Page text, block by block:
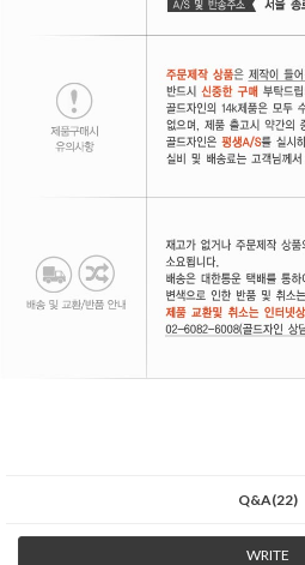
Q&A(22)
WRITE